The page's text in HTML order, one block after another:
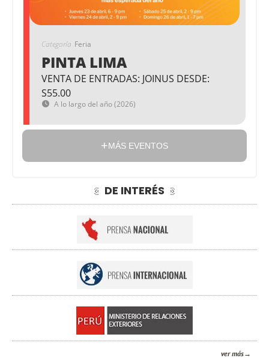
Categoría Feria
PINTA LIMA
VENTA DE ENTRADAS: JOINUS DESDE:
S55.00
A lo largo del año (2026)
MÁS EVENTOS
DE INTERÉS
ver más